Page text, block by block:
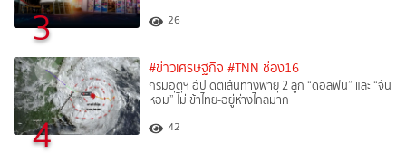
3 26
4
#ข่าวเศรษฐกิจ #TNN ช่อง16
กรมอุตุฯ อัปเดตเส้นทางพายุ 2 ลูก “ดอลฟิน” และ “จัน
หอม” ไม่เข้าไทย-อยู่ห่างไกลมาก
42